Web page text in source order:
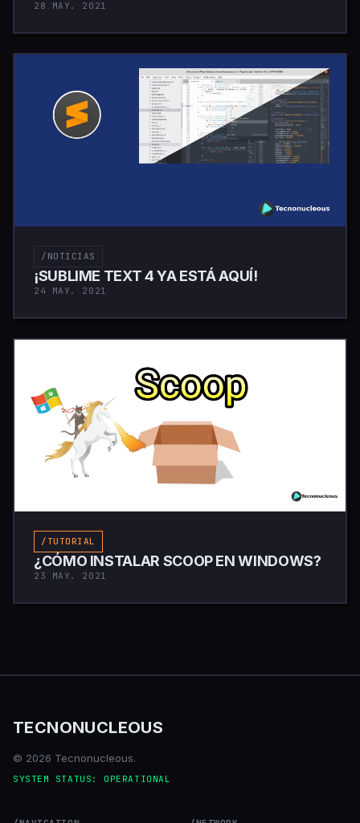
28 MAY. 2021
/NOTICIAS
¡SUBLIME TEXT 4 YA ESTÁ AQUÍ!
24 MAY. 2021
/TUTORIAL
¿CÓMO INSTALAR SCOOP EN WINDOWS?
23 MAY. 2021
TECNONUCLEOUS
© 2026 Tecnonucleous.
SYSTEM STATUS: OPERATIONAL